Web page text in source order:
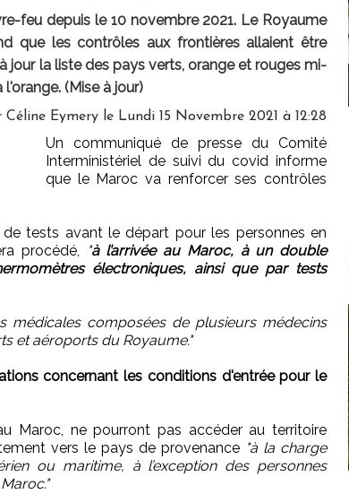
feu depuis le 10 novembre 2021. Le Royaume
que les contrôles aux frontières allaient être
jour la liste des pays verts, orange et rouges mi-
(Mise à jour)
Céline Eymery le Lundi 15 Novembre 2021 à 12:28
Un communiqué de presse du Comité
Interministériel de suivi du covid informe
que le Maroc va renforcer ses contrôles
tests avant le départ pour les personnes en
procédé,
"à l’arrivée au Maroc, à un double
électroniques, ainsi que par tests
médicales composées de plusieurs médecins
et aéroports du Royaume."
concernant les conditions d'entrée pour le
Maroc, ne pourront pas accéder au territoire
vers le pays de provenance "à la charge
ou maritime, à l’exception des personnes